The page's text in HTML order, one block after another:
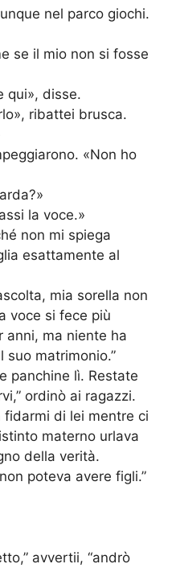
nel parco giochi.
se il mio non si fosse
qui», disse.
ribattei brusca.
«Non ho
la voce.»
non mi spiega
esattamente al
mia sorella non
voce si fece più
anni, ma niente ha
matrimonio.”
panchine lì. Restate
ordinò ai ragazzi.
di lei mentre ci
materno urlava
della verità.
poteva avere figli.”
avvertii, “andrò